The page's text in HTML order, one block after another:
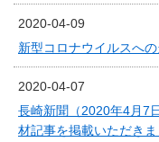
2020-04-09
新型コロナウイルスへ
2020-04-07
長崎新聞（2020年4月7
材記事を掲載いただきま